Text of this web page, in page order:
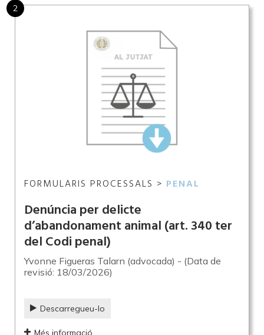
2
FORMULARIS PROCESSALS > PENAL
Denúncia per delicte
d’abandonament animal (art. 340 ter
del Codi penal)
Yvonne Figueras Talarn (advocada) - (Data de
revisió: 18/03/2026)
Descarregueu-lo
Més informació